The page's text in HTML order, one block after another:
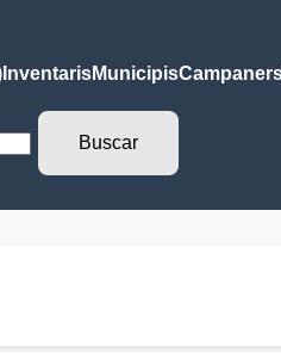
InventarisMunicipis